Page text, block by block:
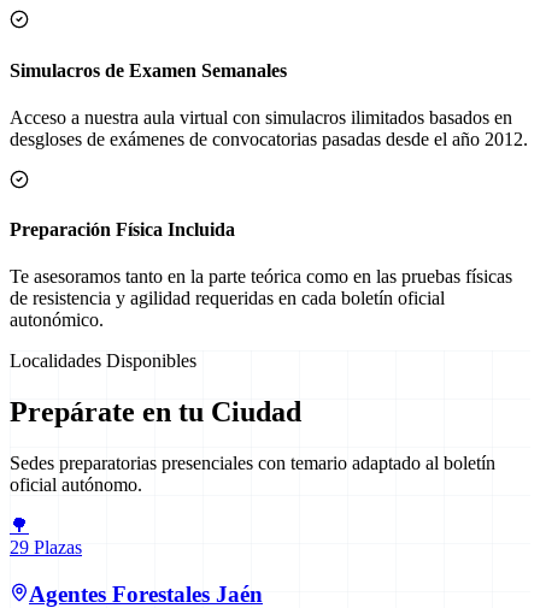
Simulacros de Examen Semanales
Acceso a nuestra aula virtual con simulacros ilimitados basados en
desgloses de exámenes de convocatorias pasadas desde el año 2012.
Preparación Física Incluida
Te asesoramos tanto en la parte teórica como en las pruebas físicas
de resistencia y agilidad requeridas en cada boletín oficial
autonómico.
Localidades Disponibles
Prepárate en tu Ciudad
Sedes preparatorias presenciales con temario adaptado al boletín
oficial autónomo.
🌳
29 Plazas
Agentes Forestales Jaén